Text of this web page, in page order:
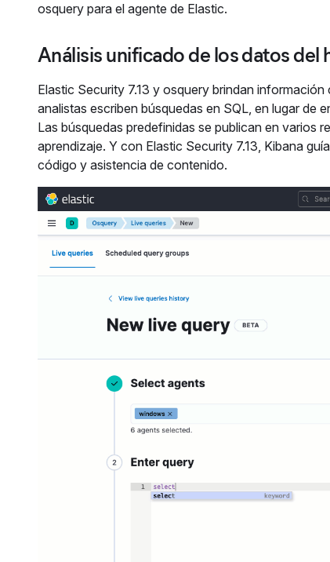
osquery para el agente de Elastic.
Análisis unificado de los datos del
Elastic Security 7.13 y osquery brindan
analistas escriben búsquedas en SQL, en lugar de
Las búsquedas predefinidas se publican en varios
aprendizaje. Y con Elastic Security 7.13, Kibana
código y asistencia de contenido.